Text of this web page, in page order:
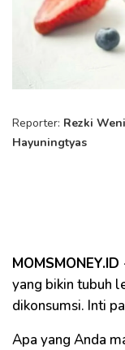
Reporter: Rezki
Hayuningtyas
MOMSMONEY.ID
yang bikin tubuh
dikonsumsi. Inti
Apa yang Anda